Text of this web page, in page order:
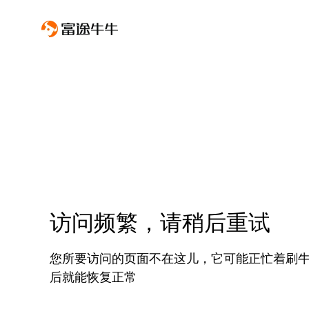
访问频繁，请稍后重试
您所要访问的页面不在这儿，它可能正忙着刷
后就能恢复正常